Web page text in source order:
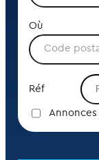
Où
Réf